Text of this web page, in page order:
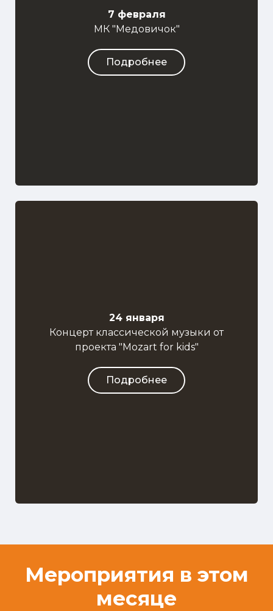
7 февраля
МК "Медовичок"
Подробнее
24 января
Концерт классической музыки от
проекта "Mozart for kids"
Подробнее
Мероприятия в этом
месяце